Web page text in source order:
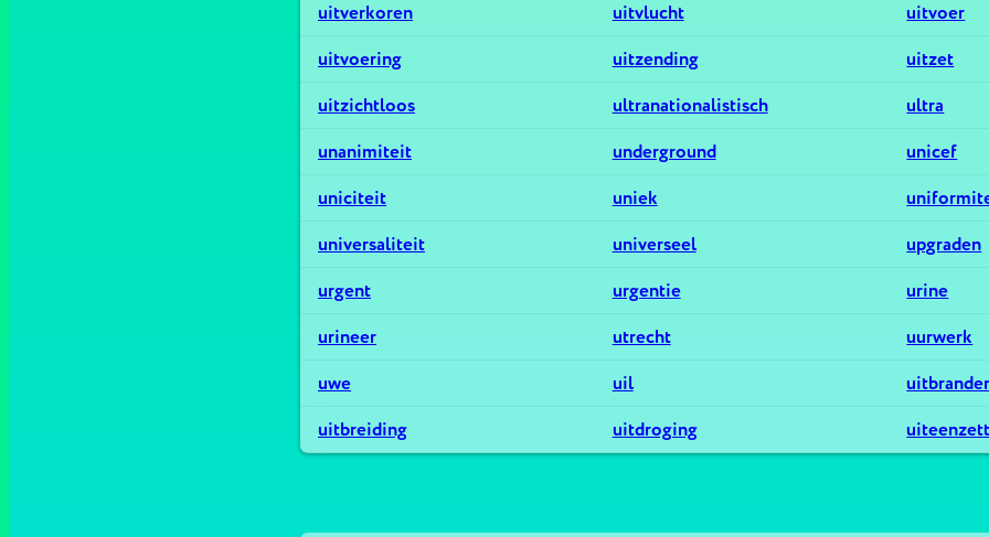
uitverkoren
uitvlucht
uitvoer
uitvoering
uitzending
uitzet
uitzichtloos
ultranationalistisch
ultra
unanimiteit
underground
unicef
uniciteit
uniek
universaliteit
universeel
upgraden
urgent
urgentie
urine
urineer
utrecht
uurwerk
uwe
uil
uitbreiding
uitdroging